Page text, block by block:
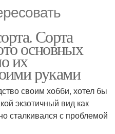
Сорта
основных
их
руками
своим хобби, хотел бы
экзотичный вид как
сталкивался с проблемой